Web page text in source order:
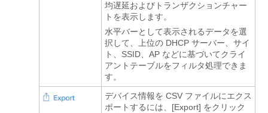
均遅延およびトランザクションチャー
トを表示します。
水平バーとして表示されるデータを選
択して、上位の DHCP サーバー、サイ
ト、SSID、AP などに基づいてクライ
アントテーブルをフィルタ処理できま
す。
デバイス情報を CSV ファイルにエクス
ポートするには、[Export] をクリック